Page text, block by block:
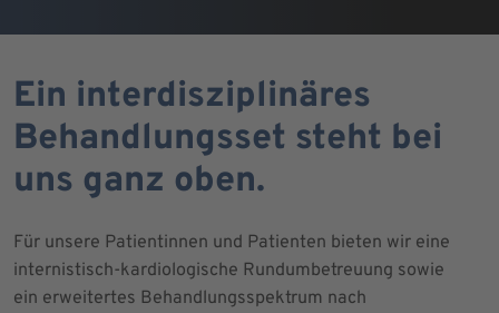
Ein interdisziplinäres
Behandlungsset steht bei
uns ganz oben.
Für unsere Patientinnen und Patienten bieten wir eine
internistisch-kardiologische Rundumbetreuung sowie
ein erweitertes Behandlungsspektrum nach